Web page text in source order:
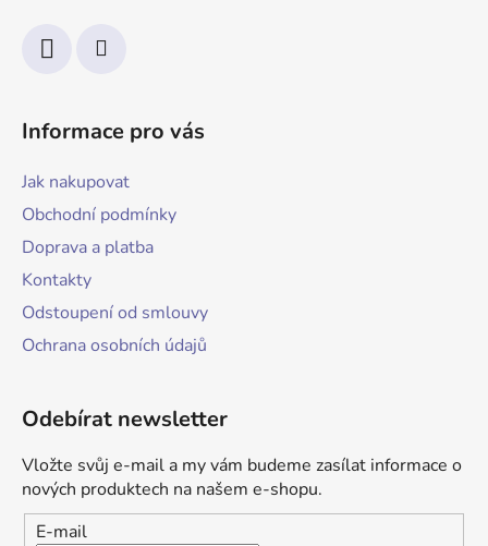
Informace pro vás
Jak nakupovat
Obchodní podmínky
Doprava a platba
Kontakty
Odstoupení od smlouvy
Ochrana osobních údajů
Odebírat newsletter
Vložte svůj e-mail a my vám budeme zasílat informace o
nových produktech na našem e-shopu.
E-mail